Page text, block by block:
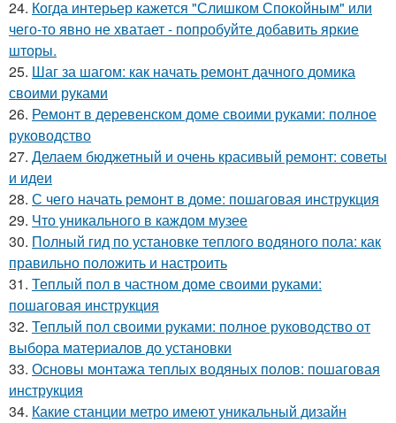
24. Когда интерьер кажется "Слишком Спокойным" или
чего-то явно не хватает - попробуйте добавить яркие
шторы.
25. Шаг за шагом: как начать ремонт дачного домика
своими руками
26. Ремонт в деревенском доме своими руками: полное
руководство
27. Делаем бюджетный и очень красивый ремонт: советы
и идеи
28. С чего начать ремонт в доме: пошаговая инструкция
29. Что уникального в каждом музее
30. Полный гид по установке теплого водяного пола: как
правильно положить и настроить
31. Теплый пол в частном доме своими руками:
пошаговая инструкция
32. Теплый пол своими руками: полное руководство от
выбора материалов до установки
33. Основы монтажа теплых водяных полов: пошаговая
инструкция
34. Какие станции метро имеют уникальный дизайн